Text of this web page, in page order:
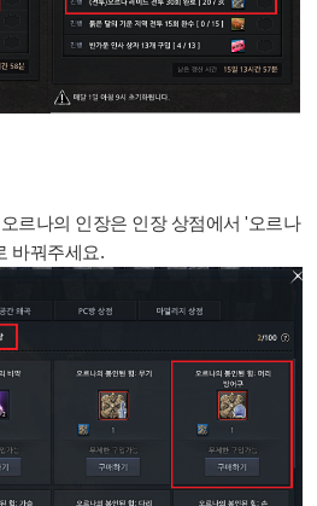
르나의 인장은 인장 상점에서 '오르나
바꿔주세요.